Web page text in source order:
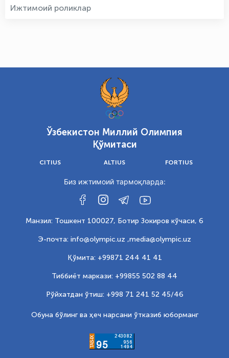
Ижтимоий роликлар
Ўзбекистон Миллий Олимпия
Қўмитаси
CITIUS ALTIUS FORTIUS
Биз ижтимоий тармоқларда:
Манзил: Тошкент 100027, Ботир Зокиров кўчаси, 6
Э-почта: info@olympic.uz ,media@olympic.uz
Қўмита: +99871 244 41 41
Тиббиёт маркази: +99855 502 88 44
Рўйхатдан ўтиш: +998 71 241 52 45/46
Обуна бўлинг ва ҳеч нарсани ўтказиб юборманг